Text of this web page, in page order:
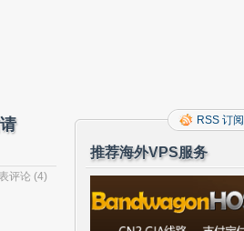
评论 (4)
RSS 订阅
推荐海外VPS服务